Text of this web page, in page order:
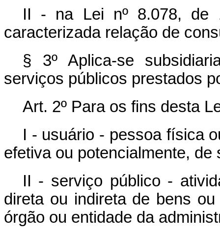
II - na Lei nº 8.078, de
caracterizada relação de
§ 3º Aplica-se
serviços públicos prestados
Art. 2º Para os fins desta
I - usuário - pessoa física
efetiva ou potencialmente, de
II - serviço público -
direta ou indireta de bens
órgão ou entidade da